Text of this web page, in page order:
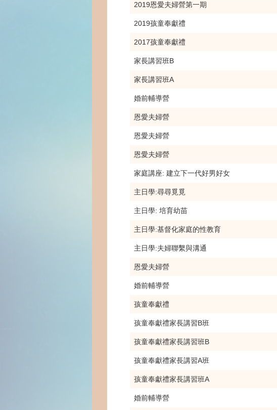
2019恩愛夫婦營第一期
2019孩童奉獻禮
2017孩童奉獻禮
家長講習班B
家長講習班A
婚前輔導營
恩愛夫婦營
恩愛夫婦營
恩愛夫婦營
家庭講座: 建立下一代好男好女
主日學:尋尋覓覓
主日學: 培育幼苗
主日學:基督化家庭的性教育
主日學:夫婦聯繫與溝通
恩愛夫婦營
婚前輔導營
孩童奉獻禮
孩童奉獻禮家長講習B班
孩童奉獻禮家長講習班B
孩童奉獻禮家長講習A班
孩童奉獻禮家長講習班A
婚前輔導營